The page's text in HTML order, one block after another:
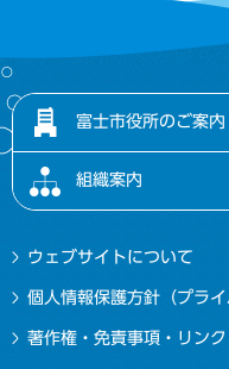
富士市役所のご案内
組織案内
ウェブサイトについて
個人情報保護方針（プライ
著作権・免責事項・リンク